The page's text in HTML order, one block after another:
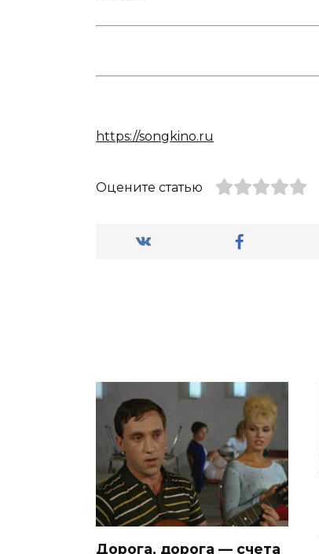
https://songkino.ru
Оцените статью
Дорога, дорога — счета